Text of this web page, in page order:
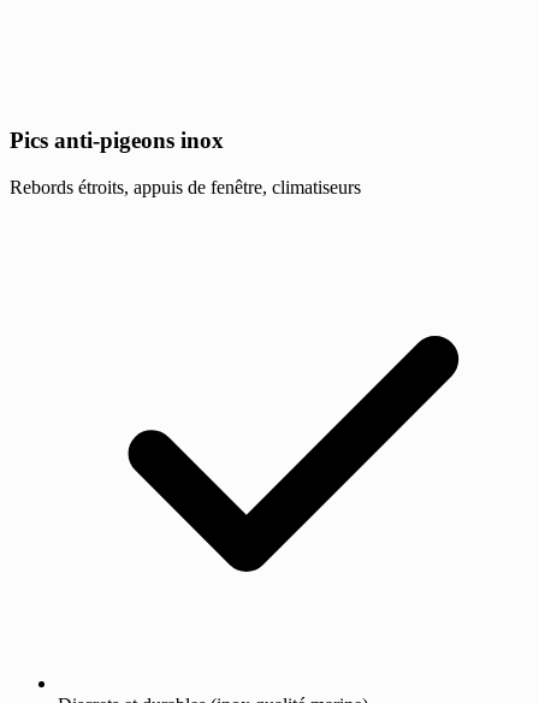
Pics anti-pigeons inox
Rebords étroits, appuis de fenêtre, climatiseurs